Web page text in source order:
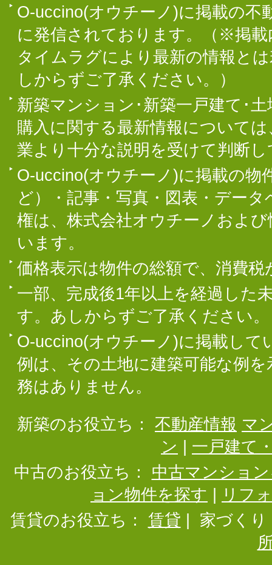
O-uccino(オウチーノ)に掲載の不
に発信されております。（※掲
タイムラグにより最新の情報と
しからずご了承ください。）
新築マンション･新築一戸建て･
購入に関する最新情報について
業より十分な説明を受けて判断
O-uccino(オウチーノ)に掲載の物
ど）・記事・写真・図表・デー
権は、株式会社オウチーノおよ
います。
価格表示は物件の総額で、消費
一部、完成後1年以上を経過した
す。あしからずご了承ください。
O-uccino(オウチーノ)に掲載して
例は、その土地に建築可能な例
務はありません。
新築のお役立ち： 不動産情報 マ
ン
一戸建て
中古のお役立ち：
中古マンショ
ョン物件を探す
リフ
賃貸のお役立ち：
賃貸
家づくり